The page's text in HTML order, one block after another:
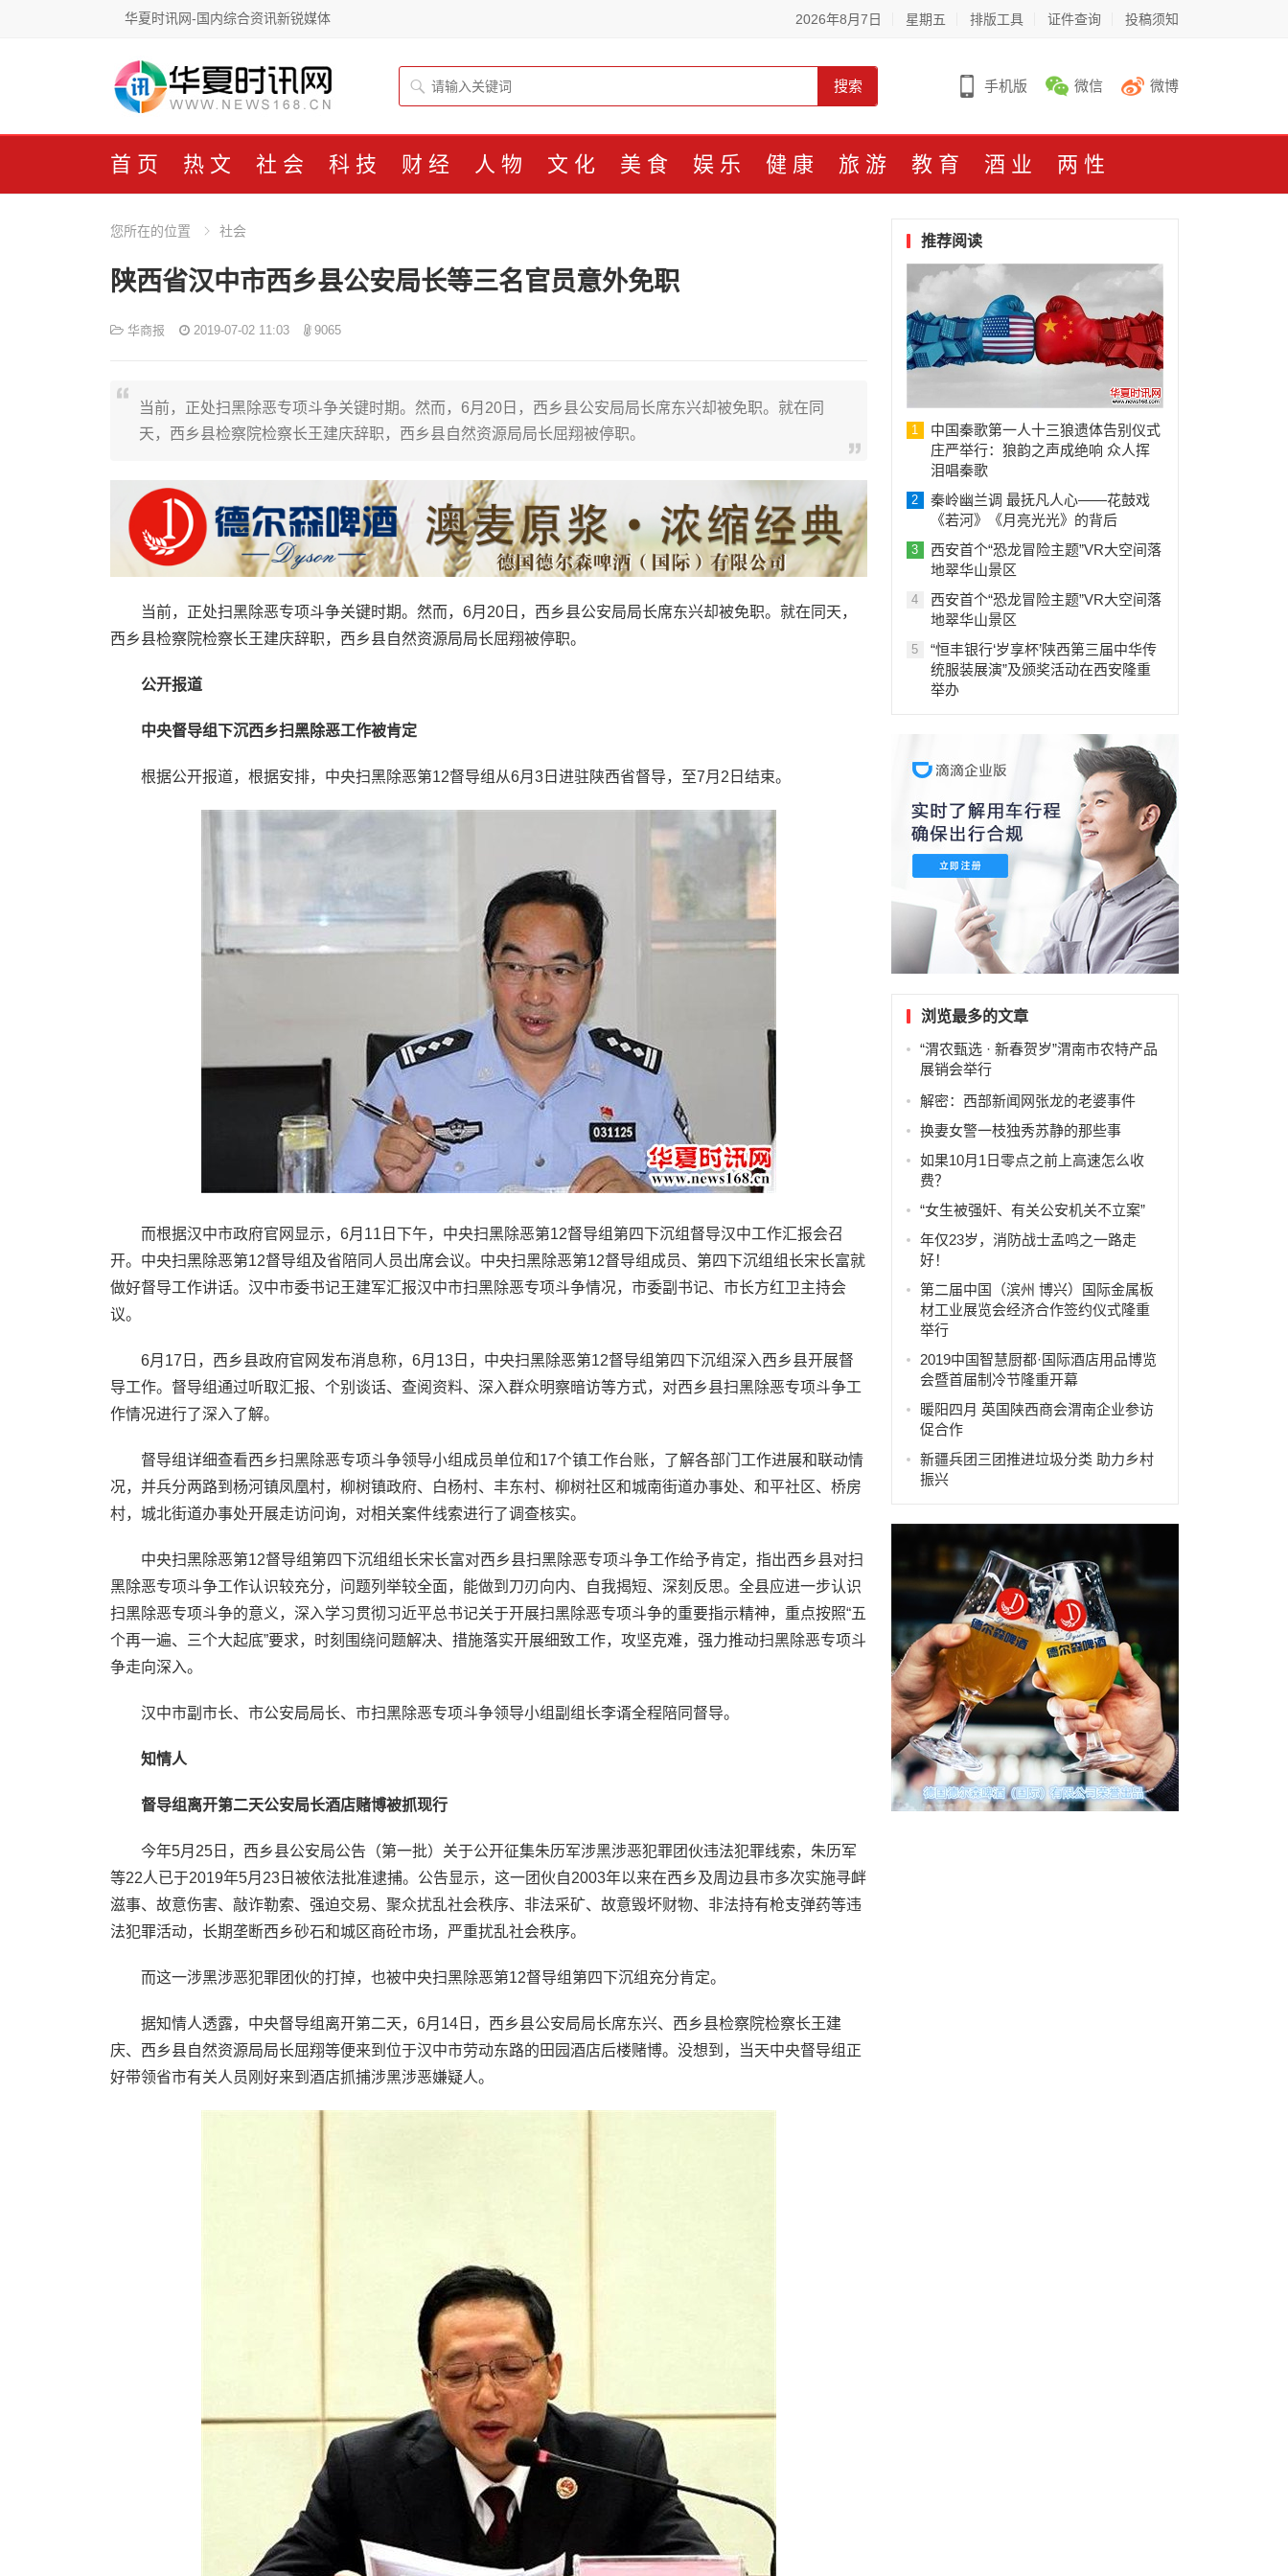
华夏时讯网-国内综合资讯新锐媒体 2026年8月7日 星期五 排版工具 证件查询 投稿须知
搜索 手机版 微信 微博
首页 热文 社会 科技 财经 人物 文化 美食 娱乐 健康 旅游 教育 酒业 两性
您所在的位置 社会
陕西省汉中市西乡县公安局长等三名官员意外免职
华商报 2019-07-02 11:03 9065
当前，正处扫黑除恶专项斗争关键时期。然而，6月20日，西乡县公安局局长席东兴却被免职。就在同
天，西乡县检察院检察长王建庆辞职，西乡县自然资源局局长屈翔被停职。
当前，正处扫黑除恶专项斗争关键时期。然而，6月20日，西乡县公安局局长席东兴却被免职。就在同天，
西乡县检察院检察长王建庆辞职，西乡县自然资源局局长屈翔被停职。
公开报道
中央督导组下沉西乡扫黑除恶工作被肯定
根据公开报道，根据安排，中央扫黑除恶第12督导组从6月3日进驻陕西省督导，至7月2日结束。
而根据汉中市政府官网显示，6月11日下午，中央扫黑除恶第12督导组第四下沉组督导汉中工作汇报会召
开。中央扫黑除恶第12督导组及省陪同人员出席会议。中央扫黑除恶第12督导组成员、第四下沉组组长宋长富就
做好督导工作讲话。汉中市委书记王建军汇报汉中市扫黑除恶专项斗争情况，市委副书记、市长方红卫主持会
议。
6月17日，西乡县政府官网发布消息称，6月13日，中央扫黑除恶第12督导组第四下沉组深入西乡县开展督
导工作。督导组通过听取汇报、个别谈话、查阅资料、深入群众明察暗访等方式，对西乡县扫黑除恶专项斗争工
作情况进行了深入了解。
督导组详细查看西乡扫黑除恶专项斗争领导小组成员单位和17个镇工作台账，了解各部门工作进展和联动情
况，并兵分两路到杨河镇凤凰村，柳树镇政府、白杨村、丰东村、柳树社区和城南街道办事处、和平社区、桥房
村，城北街道办事处开展走访问询，对相关案件线索进行了调查核实。
中央扫黑除恶第12督导组第四下沉组组长宋长富对西乡县扫黑除恶专项斗争工作给予肯定，指出西乡县对扫
黑除恶专项斗争工作认识较充分，问题列举较全面，能做到刀刃向内、自我揭短、深刻反思。全县应进一步认识
扫黑除恶专项斗争的意义，深入学习贯彻习近平总书记关于开展扫黑除恶专项斗争的重要指示精神，重点按照“五
个再一遍、三个大起底”要求，时刻围绕问题解决、措施落实开展细致工作，攻坚克难，强力推动扫黑除恶专项斗
争走向深入。
汉中市副市长、市公安局局长、市扫黑除恶专项斗争领导小组副组长李谞全程陪同督导。
知情人
督导组离开第二天公安局长酒店赌博被抓现行
今年5月25日，西乡县公安局公告（第一批）关于公开征集朱历军涉黑涉恶犯罪团伙违法犯罪线索，朱历军
等22人已于2019年5月23日被依法批准逮捕。公告显示，这一团伙自2003年以来在西乡及周边县市多次实施寻衅
滋事、故意伤害、敲诈勒索、强迫交易、聚众扰乱社会秩序、非法采矿、故意毁坏财物、非法持有枪支弹药等违
法犯罪活动，长期垄断西乡砂石和城区商砼市场，严重扰乱社会秩序。
而这一涉黑涉恶犯罪团伙的打掉，也被中央扫黑除恶第12督导组第四下沉组充分肯定。
据知情人透露，中央督导组离开第二天，6月14日，西乡县公安局局长席东兴、西乡县检察院检察长王建
庆、西乡县自然资源局局长屈翔等便来到位于汉中市劳动东路的田园酒店后楼赌博。没想到，当天中央督导组正
好带领省市有关人员刚好来到酒店抓捕涉黑涉恶嫌疑人。
推荐阅读
1
中国秦歌第一人十三狼遗体告别仪式
庄严举行：狼韵之声成绝响 众人挥
泪唱秦歌
2
秦岭幽兰调 最抚凡人心——花鼓戏
《若河》《月亮光光》的背后
3
西安首个“恐龙冒险主题”VR大空间落
地翠华山景区
4
西安首个“恐龙冒险主题”VR大空间落
地翠华山景区
5
“恒丰银行‘岁享杯’陕西第三届中华传
统服装展演”及颁奖活动在西安隆重
举办
浏览最多的文章
“渭农甄选 · 新春贺岁”渭南市农特产品
展销会举行
解密：西部新闻网张龙的老婆事件
换妻女警一枝独秀苏静的那些事
如果10月1日零点之前上高速怎么收
费？
“女生被强奸、有关公安机关不立案”
年仅23岁，消防战士孟鸣之一路走
好！
第二届中国（滨州 博兴）国际金属板
材工业展览会经济合作签约仪式隆重
举行
2019中国智慧厨都·国际酒店用品博览
会暨首届制冷节隆重开幕
暖阳四月 英国陕西商会渭南企业参访
促合作
新疆兵团三团推进垃圾分类 助力乡村
振兴